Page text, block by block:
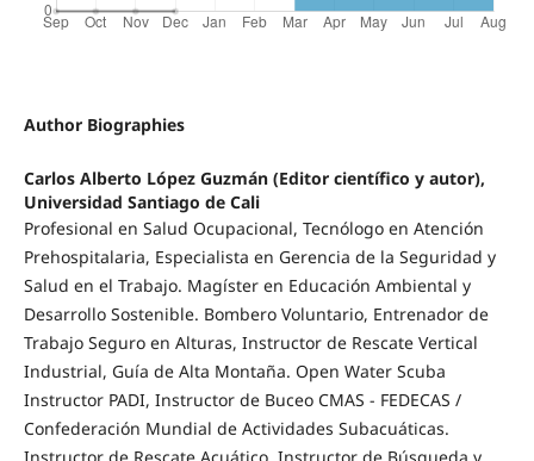
Author Biographies
Carlos Alberto López Guzmán (Editor científico y autor),
Universidad Santiago de Cali
Profesional en Salud Ocupacional, Tecnólogo en Atención
Prehospitalaria, Especialista en Gerencia de la Seguridad y
Salud en el Trabajo. Magíster en Educación Ambiental y
Desarrollo Sostenible. Bombero Voluntario, Entrenador de
Trabajo Seguro en Alturas, Instructor de Rescate Vertical
Industrial, Guía de Alta Montaña. Open Water Scuba
Instructor PADI, Instructor de Buceo CMAS - FEDECAS /
Confederación Mundial de Actividades Subacuáticas.
Instructor de Rescate Acuático, Instructor de Búsqueda y